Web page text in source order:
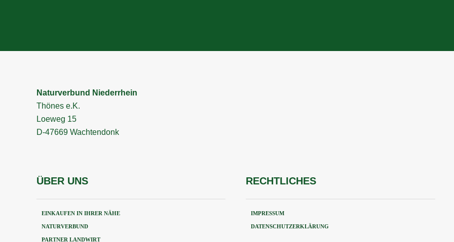
Naturverbund Niederrhein
Thönes e.K.
Loeweg 15
D-47669 Wachtendonk
ÜBER UNS
EINKAUFEN IN IHRER NÄHE
NATURVERBUND
PARTNER LANDWIRT
RECHTLICHES
IMPRESSUM
DATENSCHUTZERKLÄRUNG